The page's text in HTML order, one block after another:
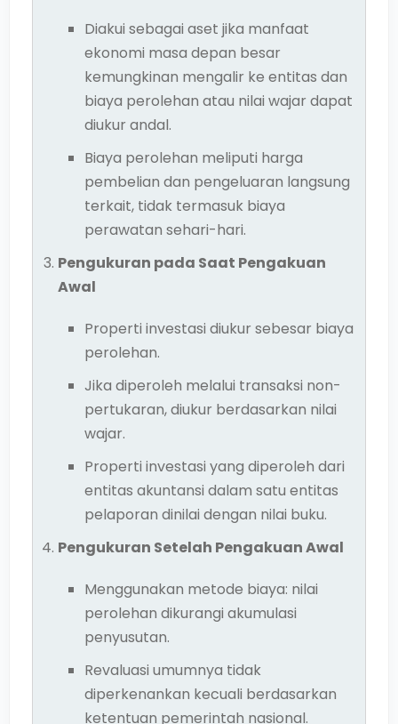
Diakui sebagai aset jika manfaat
ekonomi masa depan besar
kemungkinan mengalir ke entitas dan
biaya perolehan atau nilai wajar dapat
diukur andal.
Biaya perolehan meliputi harga
pembelian dan pengeluaran langsung
terkait, tidak termasuk biaya
perawatan sehari-hari.
Pengukuran pada Saat Pengakuan
Awal
Properti investasi diukur sebesar biaya
perolehan.
Jika diperoleh melalui transaksi non-
pertukaran, diukur berdasarkan nilai
wajar.
Properti investasi yang diperoleh dari
entitas akuntansi dalam satu entitas
pelaporan dinilai dengan nilai buku.
Pengukuran Setelah Pengakuan Awal
Menggunakan metode biaya: nilai
perolehan dikurangi akumulasi
penyusutan.
Revaluasi umumnya tidak
diperkenankan kecuali berdasarkan
ketentuan pemerintah nasional.